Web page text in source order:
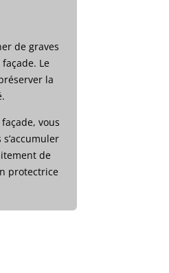
de graves
Le
la
vous
de
protectrice